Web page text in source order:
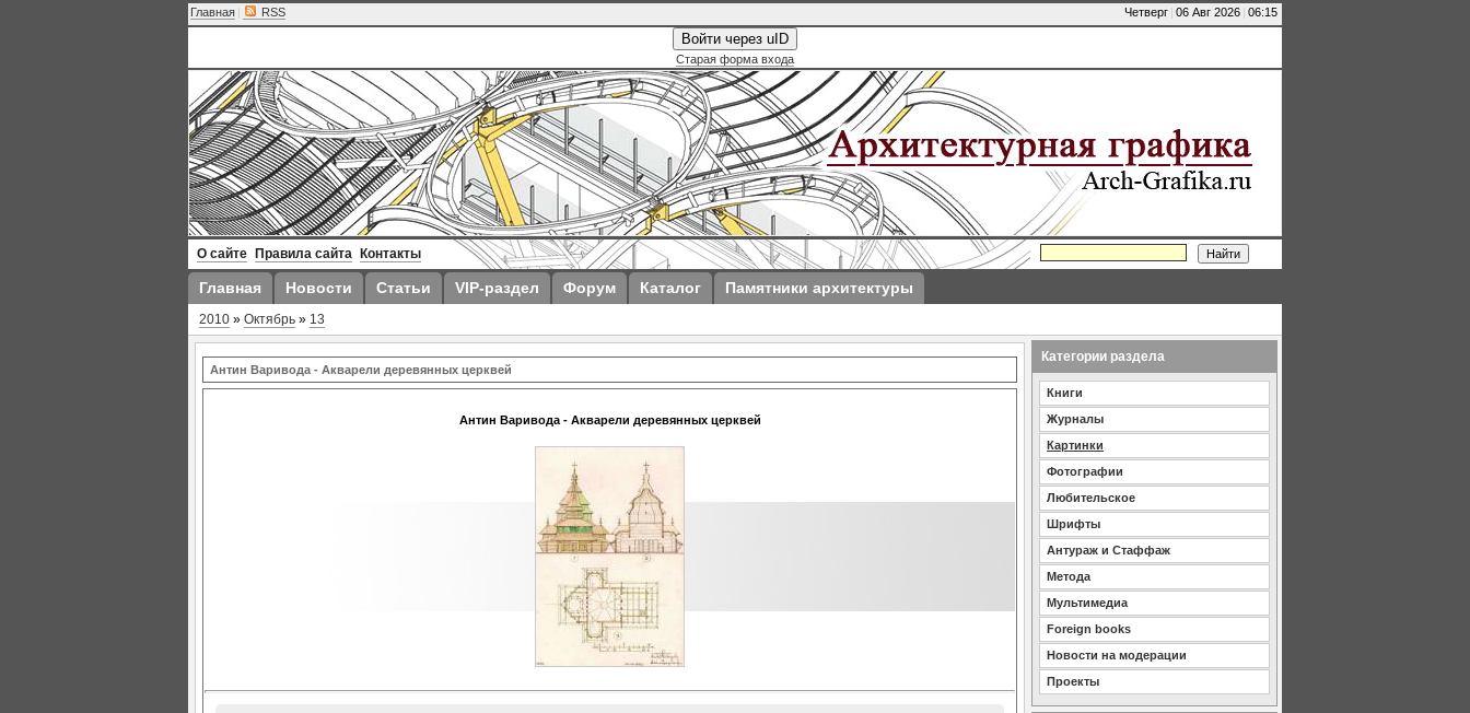
Четверг | 06 Авг 2026 | 06:15
Главная | RSS
Войти через uID
Старая форма входа
О сайте Правила сайта Контакты
Главная Новости Статьи VIP-раздел Форум Каталог Памятники архитектуры
2010 » Октябрь » 13
Антин Варивода - Акварели деревянных церквей
Антин Варивода - Акварели деревянных церквей
Категории раздела
Книги
Журналы
Картинки
Фотографии
Любительское
Шрифты
Антураж и Стаффаж
Метода
Мультимедиа
Foreign books
Новости на модерации
Проекты